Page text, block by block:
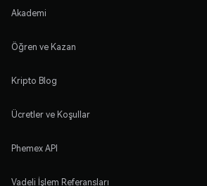
Akademi
Öğren ve Kazan
Kripto Blog
Ücretler ve Koşullar
Phemex API
Vadeli İşlem Referansları